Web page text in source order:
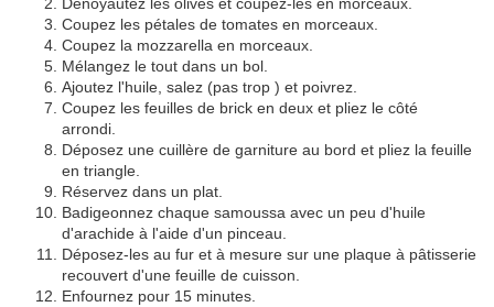
Coupez les pétales de tomates en morceaux.
Coupez la mozzarella en morceaux.
Mélangez le tout dans un bol.
Ajoutez l'huile, salez (pas trop ) et poivrez.
Coupez les feuilles de brick en deux et pliez le côté
arrondi.
Déposez une cuillère de garniture au bord et pliez la feuille
en triangle.
Réservez dans un plat.
Badigeonnez chaque samoussa avec un peu d'huile
d'arachide à l'aide d'un pinceau.
Déposez-les au fur et à mesure sur une plaque à pâtisserie
recouvert d'une feuille de cuisson.
Enfournez pour 15 minutes.